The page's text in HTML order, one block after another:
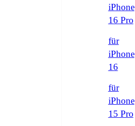
iPhone
16 Pro
für
iPhone
16
für
iPhone
15 Pro